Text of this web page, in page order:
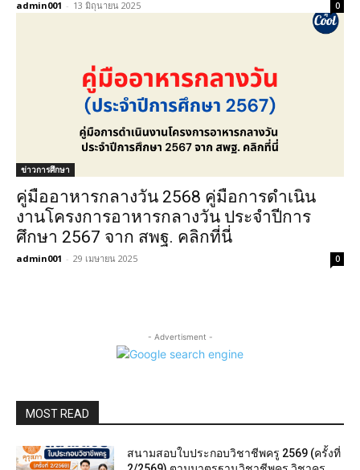
admin001 - 13 มิถุนายน 2025 0
ข่าวการศึกษา
คู่มืออาหารกลางวัน 2568 คู่มือการดำเนิน
งานโครงการอาหารกลางวัน ประจำปีการ
ศึกษา 2567 จาก สพฐ. คลิกที่นี่
admin001 - 29 เมษายน 2025 0
- Advertisment -
MOST READ
สนามสอบใบประกอบวิชาชีพครู 2569 (ครั้งที่